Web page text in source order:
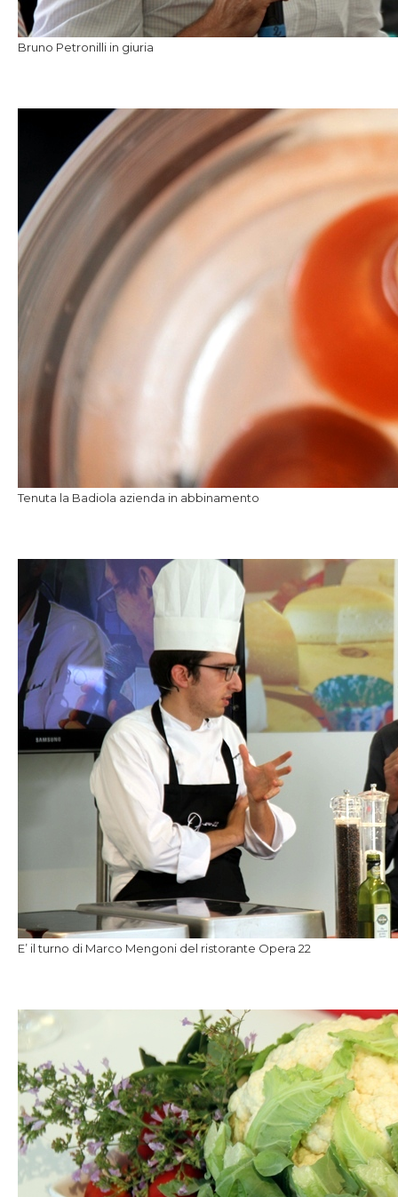
Bruno Petronilli in giuria
Tenuta la Badiola azienda in abbinamento
E’ il turno di Marco Mengoni del ristorante Opera 22